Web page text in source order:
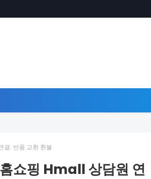
결: 반품 교환 환불
쇼핑 Hmall 상담원 연